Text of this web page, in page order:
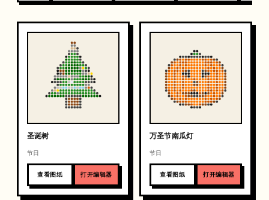
圣诞树
节日
查看图纸 打开编辑器
万圣节南瓜灯
节日
查看图纸 打开编辑器